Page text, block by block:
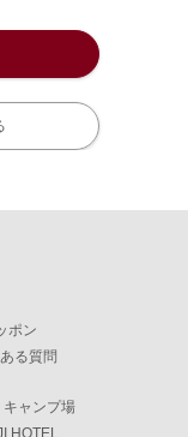
ポン
る質問
キャンプ場
HOTEL